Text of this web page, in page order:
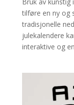
tilføre en ny og
tradisjonelle
julekalendere
interaktive og